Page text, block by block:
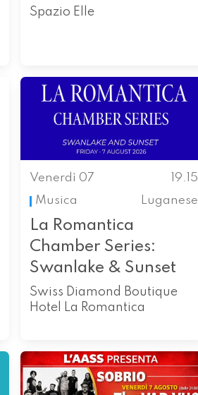
Spazio Elle
Venerdì 07
19.15
Musica
Luganese
La Romantica
Chamber Series:
Swanlake & Sunset
Swiss Diamond Boutique
Hotel La Romantica